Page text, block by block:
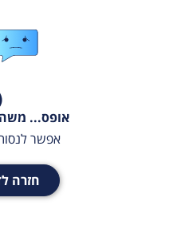
אופס...
אפשר
חזרה